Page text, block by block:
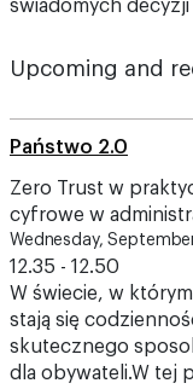
świadomych
Upcoming and
Państwo 2.0
Zero Trust w
cyfrowe w
Wednesday,
12.35 - 12.50
W świecie, w
stają się
skutecznego
dla obywateli.W tej